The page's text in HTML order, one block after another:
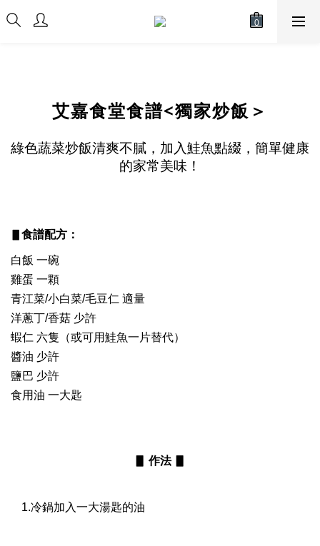
艾嘉食堂食譜<獨家炒飯＞
綠色蔬菜炒飯清爽不膩，加入鮭魚點綴，簡單健康
的家常美味！
食譜配方 ：
白飯 一碗
雞蛋 一顆
青江菜/小白菜/毛豆仁 適量
洋蔥丁/香菇 少許
蝦仁 六隻（或可用鮭魚一片替代）
醬油 少許
鹽巴 少許
食用油 一大匙
▋ 作法 ▋
1.冷鍋加入一大湯匙的油